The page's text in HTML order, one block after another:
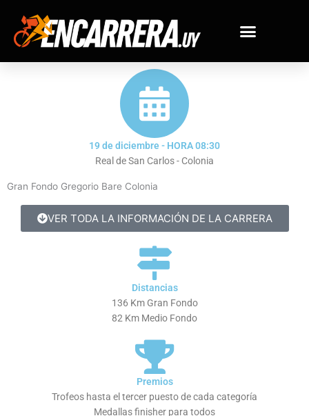
contenido
19 de diciembre - HORA 08:30
Real de San Carlos - Colonia
Gran Fondo Gregorio Bare Colonia
VER TODA LA INFORMACIÓN DE LA CARRERA
Distancias
136 Km Gran Fondo
82 Km Medio Fondo
Premios
Trofeos hasta el tercer puesto de cada categoría
Medallas finisher para todos